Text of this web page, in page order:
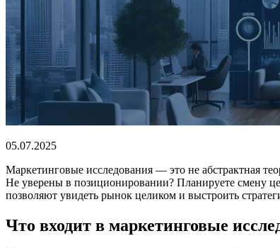
05.07.2025
Маркетинговые исследования — это не абстрактная
Не уверены в позиционировании? Планируете смену
позволяют увидеть рынок целиком и выстроить
Что входит в маркетинговые